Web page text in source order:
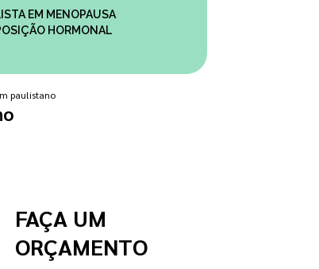
EM MENOPAUSA
HORMONAL
paulistano
FAÇA UM
ORÇAMENTO